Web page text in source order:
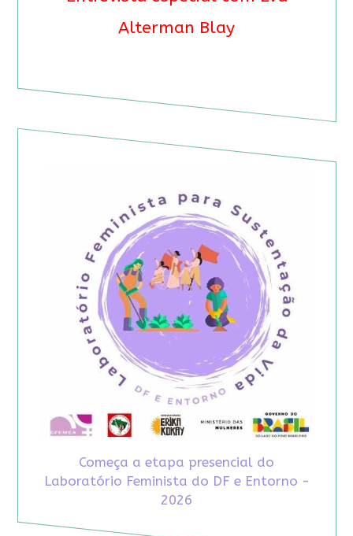
Alterman Blay
Começa a etapa presencial do
Laboratório Feminista do DF e Entorno -
2026